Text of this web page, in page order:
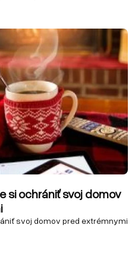
si ochrániť svoj domov
svoj domov pred extrémnymi